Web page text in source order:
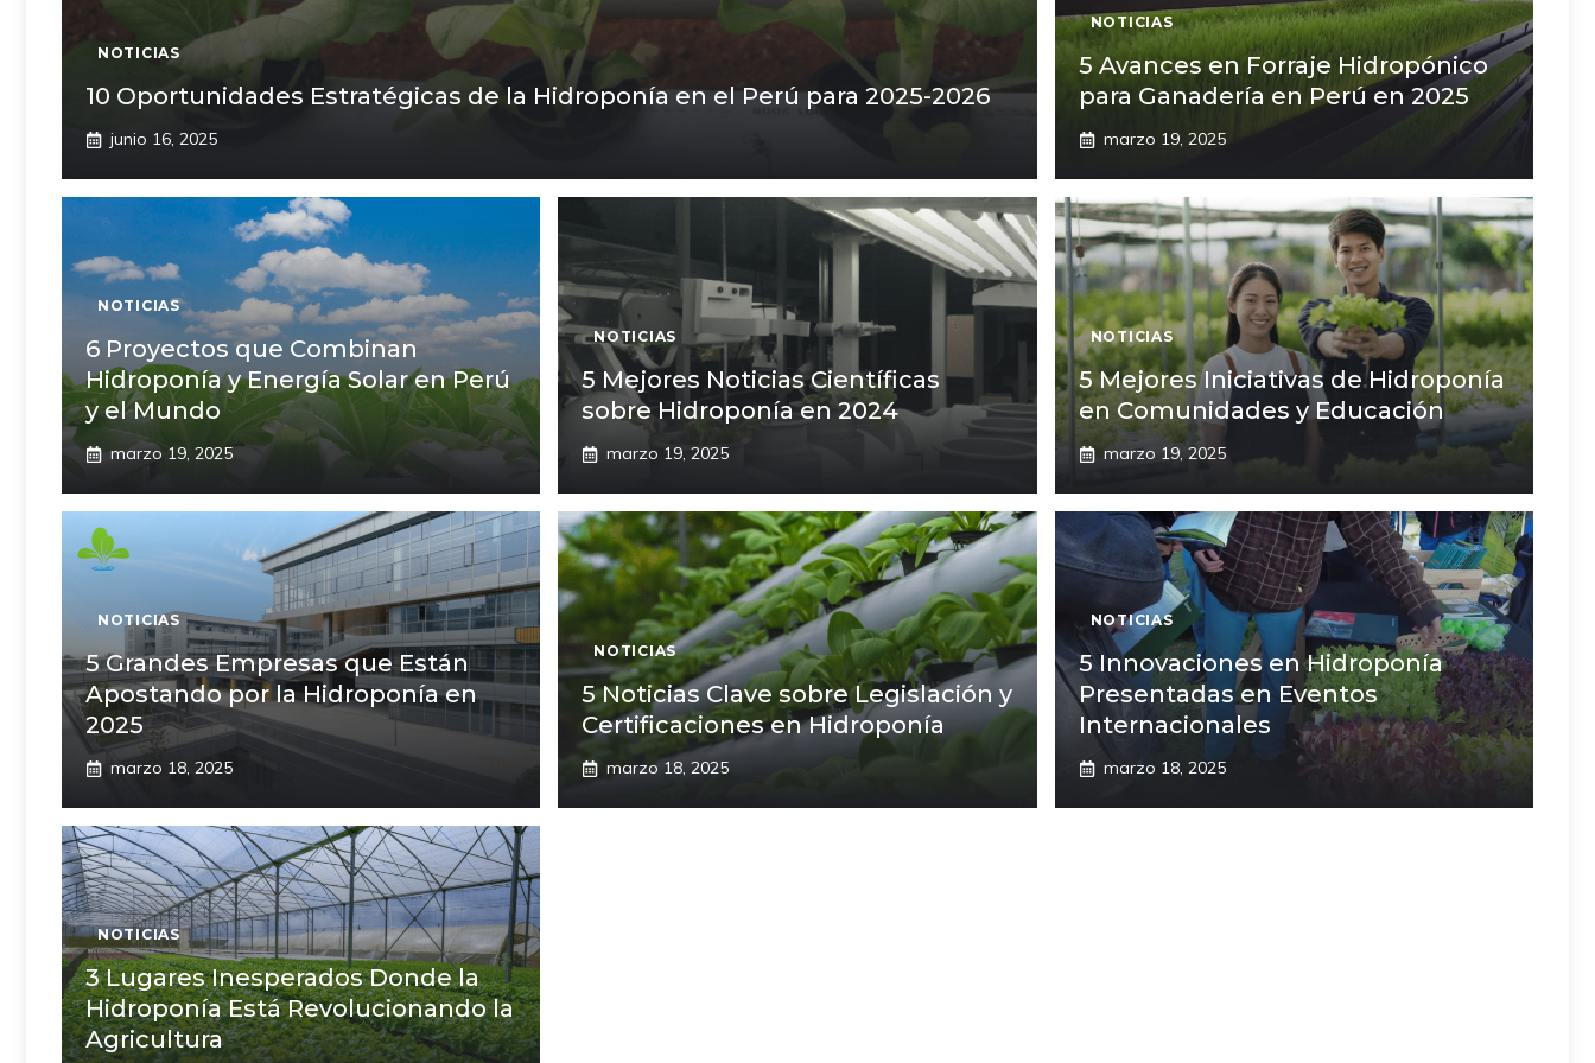
NOTICIAS
10 Oportunidades Estratégicas de la Hidroponía en el Perú para 2025-2026
junio 16, 2025
NOTICIAS
5 Avances en Forraje Hidropónico
para Ganadería en Perú en 2025
marzo 19, 2025
NOTICIAS
6 Proyectos que Combinan
Hidroponía y Energía Solar en Perú
y el Mundo
marzo 19, 2025
NOTICIAS
5 Mejores Noticias Científicas
sobre Hidroponía en 2024
marzo 19, 2025
NOTICIAS
5 Mejores Iniciativas de Hidroponía
en Comunidades y Educación
marzo 19, 2025
NOTICIAS
5 Grandes Empresas que Están
Apostando por la Hidroponía en
2025
marzo 18, 2025
NOTICIAS
5 Noticias Clave sobre Legislación y
Certificaciones en Hidroponía
marzo 18, 2025
NOTICIAS
5 Innovaciones en Hidroponía
Presentadas en Eventos
Internacionales
marzo 18, 2025
NOTICIAS
3 Lugares Inesperados Donde la
Hidroponía Está Revolucionando la
Agricultura